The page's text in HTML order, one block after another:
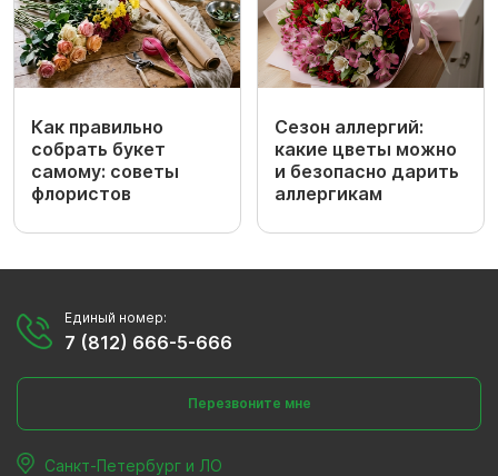
Как правильно
собрать букет
самому: советы
флористов
Сезон аллергий:
какие цветы можно
и безопасно дарить
аллергикам
Единый номер:
7 (812) 666-5-666
Перезвоните мне
Санкт-Петербург и ЛО